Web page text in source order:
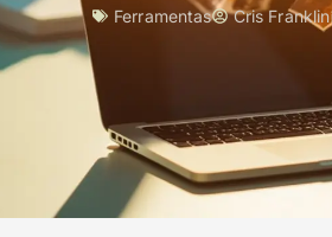
Ferramentas Cris Franklin